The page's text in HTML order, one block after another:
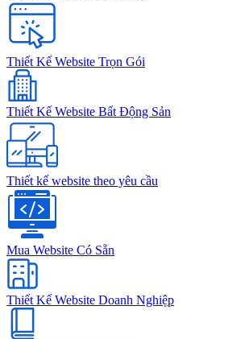
Thiết Kế Website Trọn Gói
Thiết Kế Website Bất Động Sản
Thiết kế website theo yêu cầu
Mua Website Có Sẵn
Thiết Kế Website Doanh Nghiệp